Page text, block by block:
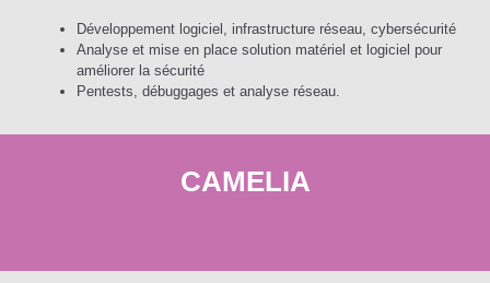
Développement logiciel, infrastructure réseau, cybersécurité
Analyse et mise en place solution matériel et logiciel pour
améliorer la sécurité
Pentests, débuggages et analyse réseau.
CAMELIA